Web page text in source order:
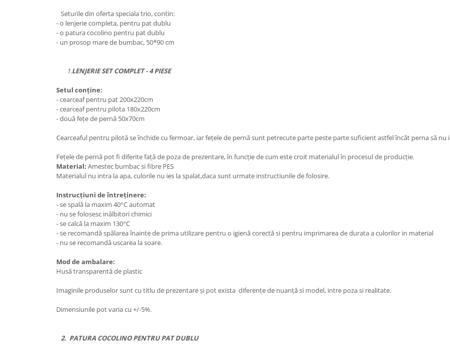
Seturile din oferta speciala trio, contin:
- o lenjerie completa, pentru pat dublu
- o patura cocolino pentru pat dublu
- un prosop mare de bumbac, 50*90 cm
1.LENJERIE SET COMPLET - 4 PIESE
Setul conține:
- cearceaf pentru pat 200x220cm
- cearceaf pentru pilota 180x220cm
- două fețe de pernă 50x70cm
Cearceaful pentru pilotă se închide cu fermoar, iar fețele de pernă sunt petrecute parte peste parte suficient astfel încât perna să nu
Fețele de pernă pot fi diferite față de poza de prezentare, în funcție de cum este croit materialul în procesul de producție.
Material: Amestec bumbac si fibre PES
Materialul nu intra la apa, culorile nu ies la spalat,daca sunt urmate instructiunile de folosire.
Instrucțiuni de întreținere:
- se spală la maxim 40°C automat
- nu se folosesc inălbitori chimici
- se calcă la maxim 130°C
- se recomandă spălarea înainte de prima utilizare pentru o igienă corectă si pentru imprimarea de durata a
- nu se recomandă uscarea la soare.
Mod de ambalare:
Husă transparentă de plastic
Imaginile produselor sunt cu titlu de prezentare și pot exista diferențe de nuanță si model, intre poza si realitate.
Dimensiunile pot varia cu +/-5%.
2. PATURA COCOLINO PENTRU PAT DUBLU